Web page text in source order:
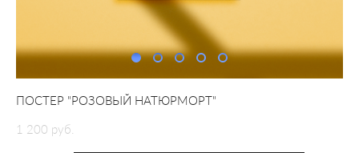
ПОСТЕР "РОЗОВЫЙ НАТЮРМОРТ"
1 200 pуб.